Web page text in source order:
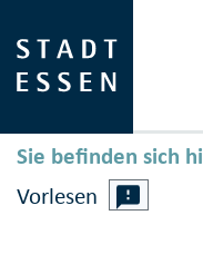
Sie befinden sich
Vorlesen